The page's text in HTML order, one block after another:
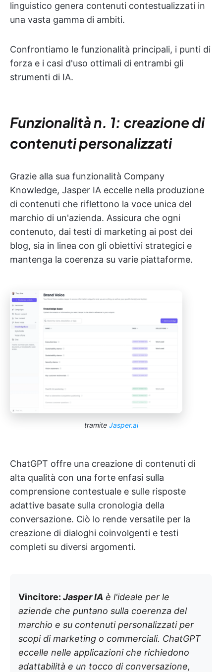
linguistico genera contenuti contestualizzati in
una vasta gamma di ambiti.
Confrontiamo le funzionalità principali, i punti di
forza e i casi d'uso ottimali di entrambi gli
strumenti di IA.
Funzionalità n. 1: creazione di
contenuti personalizzati
Grazie alla sua funzionalità Company
Knowledge, Jasper IA eccelle nella produzione
di contenuti che riflettono la voce unica del
marchio di un'azienda. Assicura che ogni
contenuto, dai testi di marketing ai post dei
blog, sia in linea con gli obiettivi strategici e
mantenga la coerenza su varie piattaforme.
tramite Jasper.ai
ChatGPT offre una creazione di contenuti di
alta qualità con una forte enfasi sulla
comprensione contestuale e sulle risposte
adattive basate sulla cronologia della
conversazione. Ciò lo rende versatile per la
creazione di dialoghi coinvolgenti e testi
completi su diversi argomenti.
Vincitore: Jasper IA è l'ideale per le
aziende che puntano sulla coerenza del
marchio e su contenuti personalizzati per
scopi di marketing o commerciali. ChatGPT
eccelle nelle applicazioni che richiedono
adattabilità e un tocco di conversazione,